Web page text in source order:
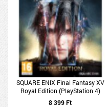
SQUARE ENIX Final Fantasy XV
Royal Edition (PlayStation 4)
8 399 Ft